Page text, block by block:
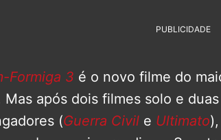
PUBLICIDADE
Formiga 3 é o novo filme do
Mas após dois filmes solo e
(Guerra Civil e Ultimato